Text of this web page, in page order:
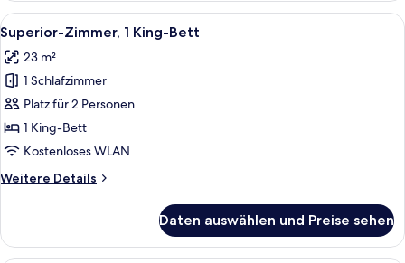
Queen-
Bett
(Express
Room)
Alle
Fotos
für
Superior-
Zimmer,
1 King-
Bett
Ein Hotelzimmer mit einem großen
5
Superior-Zimmer, 1 King-Bett
23 m²
1 Schlafzimmer
Platz für 2 Personen
1 King-Bett
Kostenloses WLAN
Weitere Details
Weitere
Zimmer,
1 King-
Daten auswählen und Preise sehen